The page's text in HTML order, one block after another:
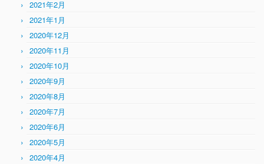
2021年2月
2021年1月
2020年12月
2020年11月
2020年10月
2020年9月
2020年8月
2020年7月
2020年6月
2020年5月
2020年4月